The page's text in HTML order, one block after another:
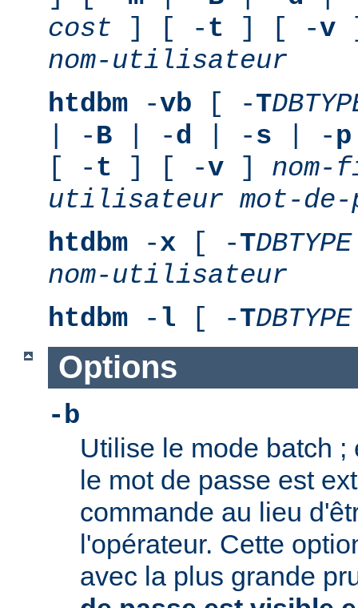
cost ] [ -t ] [ -v
nom-utilisateur
htdbm -vb [ -T
| -B | -d | -s | -p
[ -t ] [ -v ]
utilisateur mot-de-
htdbm -x [ -TDBTYPE
nom-utilisateur
htdbm - l [ -TDBTYPE
Options
-b
Utilise le mode batch ;
le mot de passe est
commande au lieu
l'opérateur. Cette
avec la plus grande